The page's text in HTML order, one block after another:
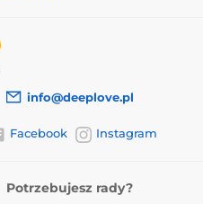
info@deeplove.pl
Facebook Instagram
Potrzebujesz rady?